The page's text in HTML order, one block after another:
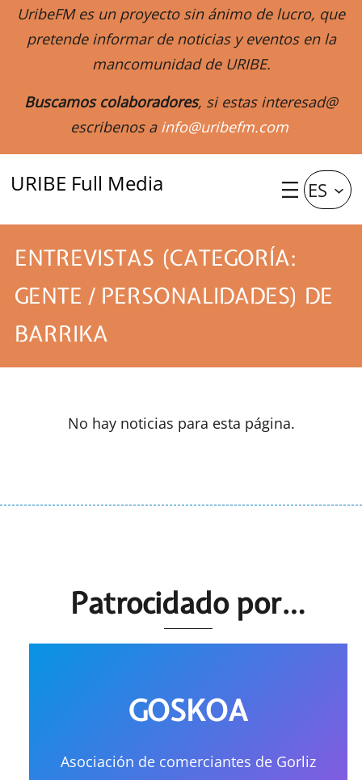
UribeFM es un proyecto sin ánimo de lucro, que
pretende informar de noticias y eventos en la
mancomunidad de URIBE.
Buscamos colaboradores, si estas interesad@
escribenos a info@uribefm.com
URIBE Full Media ES
ENTREVISTAS (CATEGORÍA:
GENTE / PERSONALIDADES) DE
BARRIKA
No hay noticias para esta página.
Patrocidado por…
GOSKOA
Asociación de comerciantes de Gorliz